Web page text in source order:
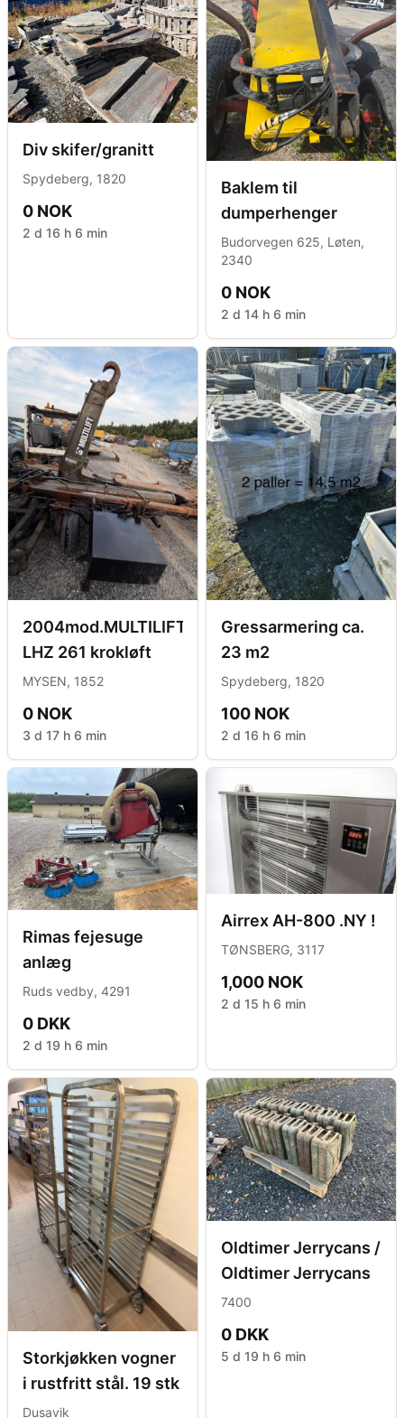
Div skifer/granitt
Spydeberg, 1820
0 NOK
2 d 16 h 6 min
Baklem til
dumperhenger
Budorvegen 625, Løten,
2340
0 NOK
2 d 14 h 6 min
2004mod.MULTILIFT
LHZ 261 krokløft
MYSEN, 1852
0 NOK
3 d 17 h 6 min
Gressarmering ca.
23 m2
Spydeberg, 1820
100 NOK
2 d 16 h 6 min
Rimas fejesuge
anlæg
Ruds vedby, 4291
0 DKK
2 d 19 h 6 min
Airrex AH-800 .NY !
TØNSBERG, 3117
1,000 NOK
2 d 15 h 6 min
Storkjøkken vogner
i rustfritt stål. 19 stk
Dusavik
Oldtimer Jerrycans /
Oldtimer Jerrycans
7400
0 DKK
5 d 19 h 6 min